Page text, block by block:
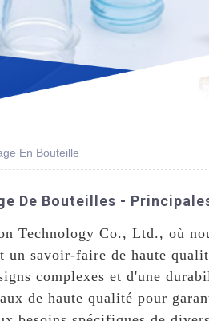
En Bouteille
De Bouteilles -
Technology Co., Ltd., où
un savoir-faire de haute
complexes et d'une
de haute qualité pour